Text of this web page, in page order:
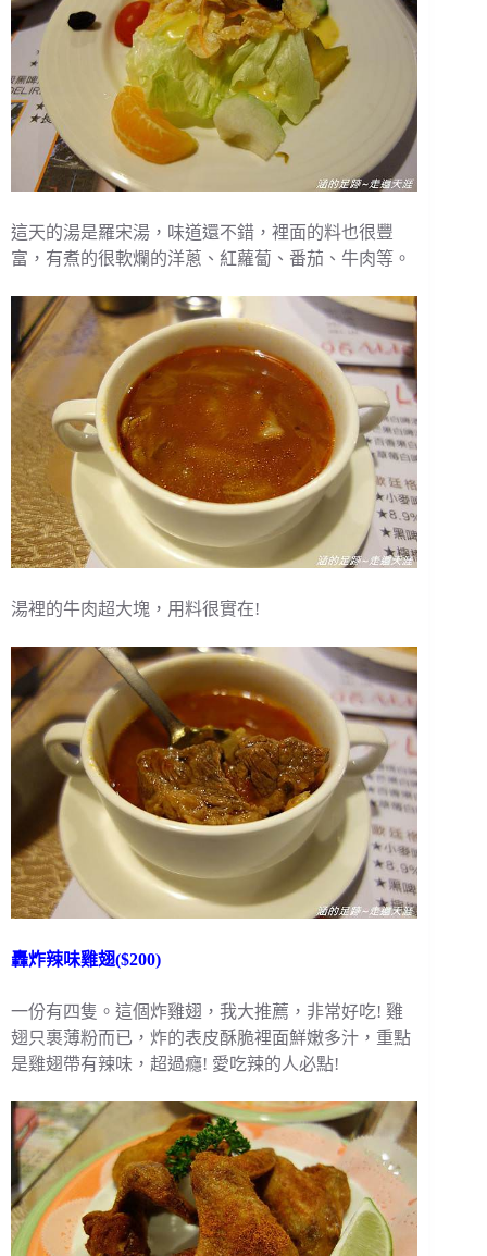
這天的湯是羅宋湯，味道還不錯，裡面的料也很豐
富，有煮的很軟爛的洋蔥、紅蘿蔔、番茄、牛肉等。
湯裡的牛肉超大塊，用料很實在!
轟炸辣味雞翅($200)
一份有四隻。這個炸雞翅，我大推薦，非常好吃! 雞
翅只裹薄粉而已，炸的表皮酥脆裡面鮮嫩多汁，重點
是雞翅帶有辣味，超過癮! 愛吃辣的人必點!